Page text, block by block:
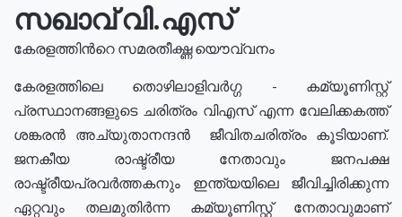
സഖാവ് വി.എസ്
കേരളത്തിൻറെ സമരതീക്ഷ്ണ യൌവ്വനം
കേരളത്തിലെ തൊഴിലാളിവർഗ്ഗ - കമ്യൂണിസ്റ്റ്
പ്രസ്ഥാനങ്ങളുടെ ചരിത്രം വിഎസ് എന്ന വേലിക്കകത്ത്
ശങ്കരൻ അച്യുതാനന്ദൻ ജീവിതചരിത്രം കൂടിയാണ്.
ജനകീയ രാഷ്ട്രീയ നേതാവും ജനപക്ഷ
രാഷ്ട്രീയപ്രവർത്തകനും ഇന്ത്യയിലെ ജീവിച്ചിരിക്കുന്ന
ഏറ്റവും തലമുതിർന്ന കമ്യൂണിസ്റ്റ് നേതാവുമാണ്